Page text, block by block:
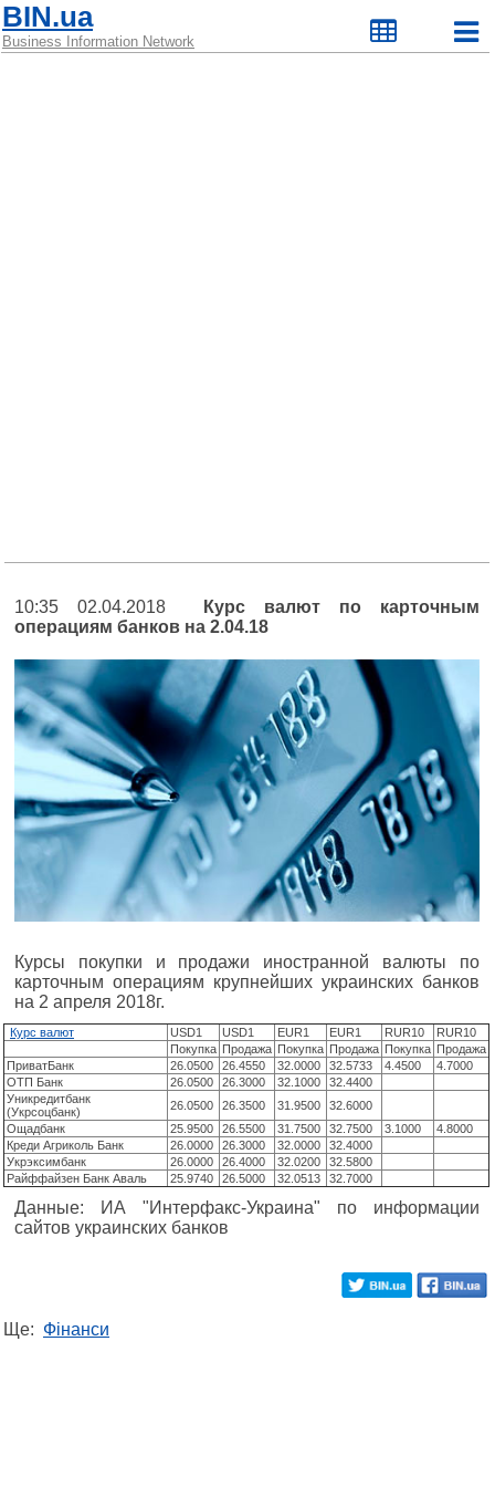
BIN.ua
Business Information Network
10:35 02.04.2018
Курс валют по карточным
операциям банков на 2.04.18
Курсы покупки и продажи иностранной валюты по
карточным операциям крупнейших украинских банков
на 2 апреля 2018г.
Курс валют USD1 USD1 EUR1 EUR1 RUR10
RUR10
Покупка Продажа Покупка Продажа Покупка Продажа
ПриватБанк
26.0500 26.4550 32.0000 32.5733 4.4500
4.7000
ОТП Банк
26.0500 26.3000 32.1000
32.4400
Уникредитбанк
(Укрсоцбанк)
26.0500 26.3500 31.9500
32.6000
Ощадбанк
25.9500 26.5500 31.7500 32.7500 3.1000
4.8000
Креди Агриколь Банк
26.0000 26.3000 32.0000
32.4000
Укрэксимбанк
26.0000 26.4000 32.0200
32.5800
Райффайзен Банк Аваль
25.9740 26.5000 32.0513 32.7000
Данные: ИА "Интерфакс-Украина" по информации
сайтов украинских банков
Ще: Фінанси